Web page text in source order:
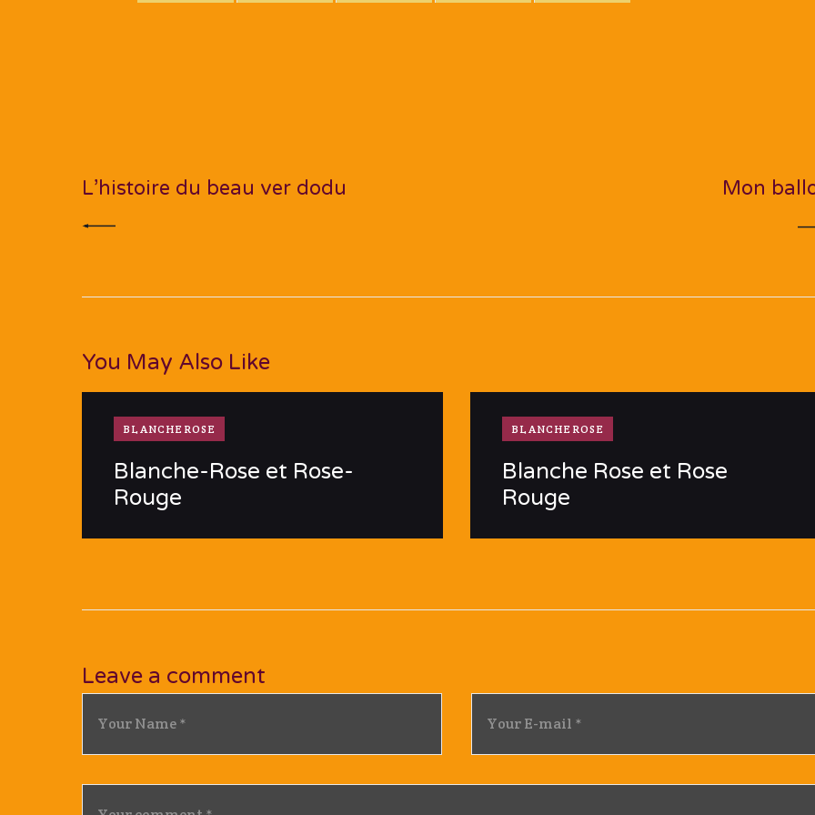
l’article
L’histoire du beau ver dodu Mon
You May Also Like
BLANCHEROSE
Blanche-Rose et Rose-
Rouge
BLANCHEROSE
Blanche Rose et Rose
Rouge
Leave a comment